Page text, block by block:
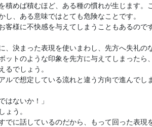
積めば積むほど、ある種の慣れが生じます
し、ある意味ではとても危険なことです。
客様に不快感を与えてしまうこともあるの
、決まった表現を使いまわし、先方へ失礼の
ットのような印象を先方に与えてしまった
るでしょう。
ルで想定している流れと違う方向で進んで
はないか！」
ょう。
でに話しているのだから、もって回った表